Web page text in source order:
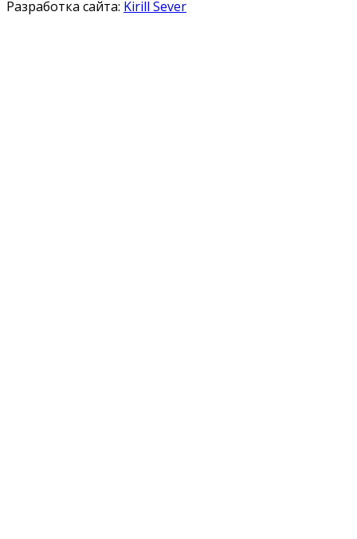
Разработка сайта: Kirill Sever